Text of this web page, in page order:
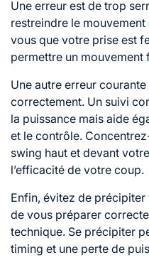
Une erreur est de trop
restreindre le
vous que votre prise est
permettre un mouvement
Une autre erreur
correctement. Un suivi
la puissance mais aide
et le contrôle.
swing haut et devant
l’efficacité de votre coup.
Enfin, évitez de
de vous préparer
technique. Se précipiter
timing et une perte de